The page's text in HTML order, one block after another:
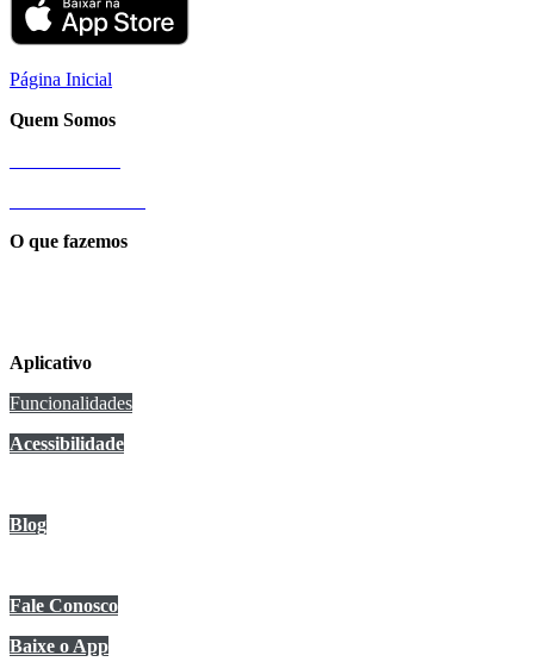
Página Inicial
Quem Somos
O que fazemos
Aplicativo
Funcionalidades
Acessibilidade
Blog
Fale Conosco
Baixe o App